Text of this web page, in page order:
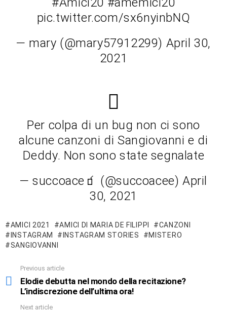
pic.twitter.com/sx6nyinbNQ
— mary (@mary57912299) April 30,
2021
Per colpa di un bug non ci sono
alcune canzoni di Sangiovanni e di
Deddy. Non sono state segnalate
— succoace🧃 (@succoacee) April
30, 2021
AMICI 2021 AMICI DI MARIA DE FILIPPI
CANZONI
INSTAGRAM
INSTAGRAM STORIES
MISTERO
SANGIOVANNI
more
Previous article
Elodie debutta nel mondo della recitazione?
L’indiscrezione dell’ultima ora!
Next article